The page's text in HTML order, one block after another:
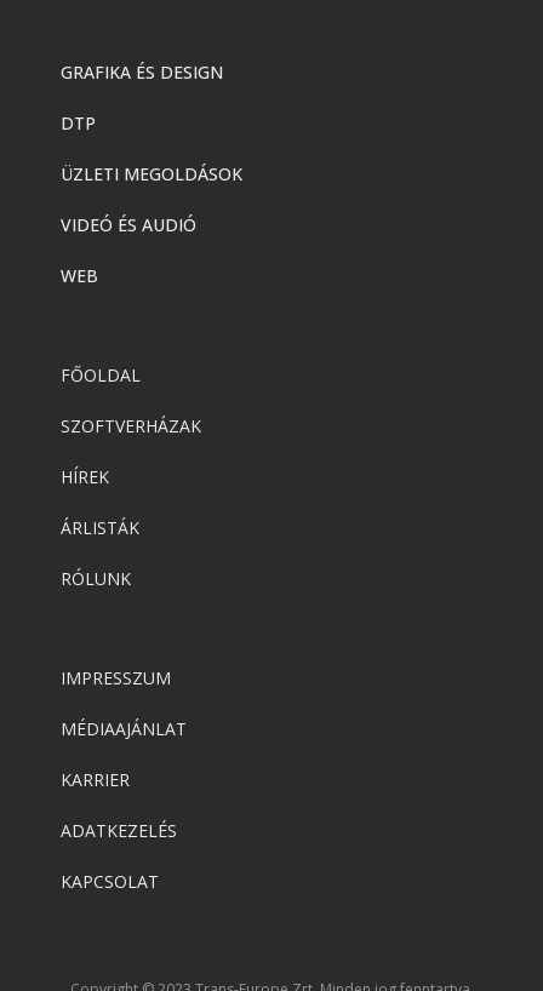
GRAFIKA ÉS DESIGN
DTP
ÜZLETI MEGOLDÁSOK
VIDEÓ ÉS AUDIÓ
WEB
FŐOLDAL
SZOFTVERHÁZAK
HÍREK
ÁRLISTÁK
RÓLUNK
IMPRESSZUM
MÉDIAAJÁNLAT
KARRIER
ADATKEZELÉS
KAPCSOLAT